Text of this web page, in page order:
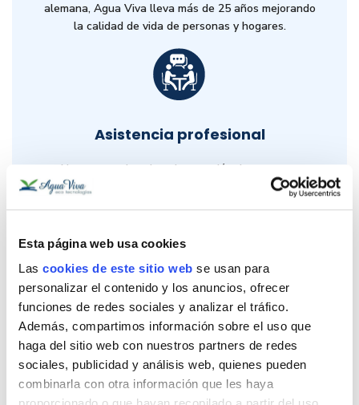
Esta página web usa cookies
Las cookies de este sitio web se usan para
personalizar el contenido y los anuncios, ofrecer
funciones de redes sociales y analizar el tráfico.
Además, compartimos información sobre el uso que
haga del sitio web con nuestros partners de redes
sociales, publicidad y análisis web, quienes pueden
combinarla con otra información que les haya
alemana, Agua Viva lleva más de 25 años mejorando
la calidad de vida de personas y hogares.
Asistencia profesional
Nuestro equipo tiene la vocación de asesorar,
orientar y ayudar a todas las personas a mejorar su
tus necesidades y contexto.
Eco-Friendly
Agua Viva ecotecnologías tiene el objetivo de
ofrecer únicamente productos que estén en armonía